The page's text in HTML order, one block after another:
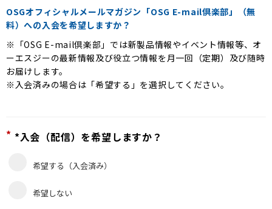
OSGオフィシャルメールマガジン「OSG E-mail倶楽部」（無
料）への入会を希望しますか？
※「OSG E-mail倶楽部」では新製品情報やイベント情報等、オ
ーエスジーの最新情報及び役立つ情報を月一回（定期）及び随時
お届けします。
※入会済みの場合は「希望する」を選択してください。
* *入会（配信）を希望しますか？
希望する（入会済み）
希望しない